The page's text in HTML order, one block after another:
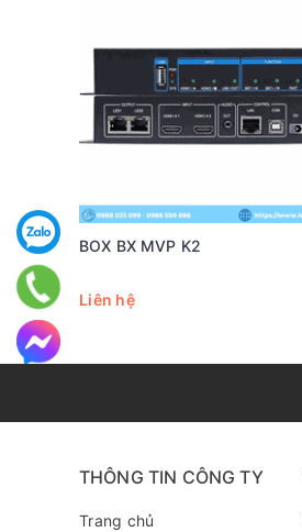
BOX BX MVP K2
Liên hệ
THÔNG TIN CÔNG TY
Trang chủ